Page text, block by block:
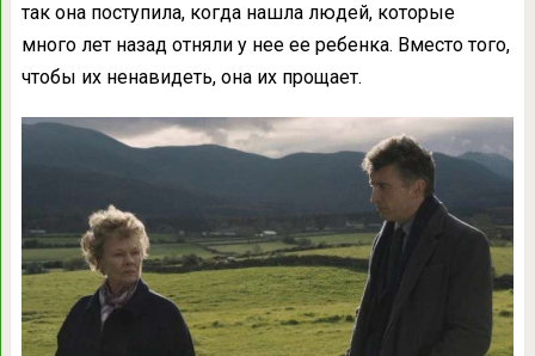
так она поступила, когда нашла людей, которые
много лет назад отняли у нее ее ребенка. Вместо того,
чтобы их ненавидеть, она их прощает.